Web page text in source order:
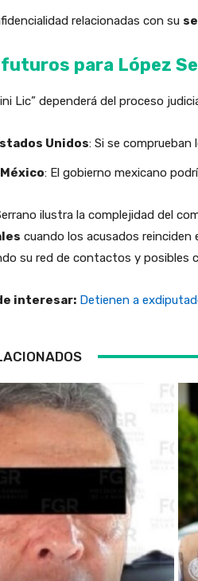
relacionadas con su
para López
Lic” dependerá del proceso
Unidos: Si se
: El gobierno mexicano
ilustra la complejidad del
cuando los acusados
su red de contactos y posibles
interesar: Detienen a